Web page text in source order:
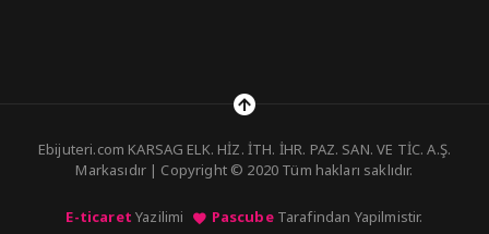
Ebijuteri.com KARSAG ELK. HİZ. İTH. İHR. PAZ. SAN. VE TİC. A.Ş.
Markasıdır | Copyright © 2020 Tüm hakları saklıdır.
E-ticaret Yazilimi PascubeTarafindan Yapilmistir.